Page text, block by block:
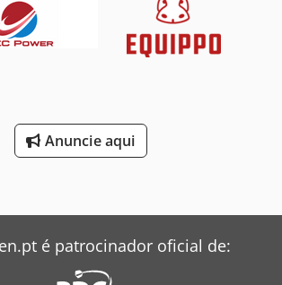
Anuncie aqui
é patrocinador oficial de: